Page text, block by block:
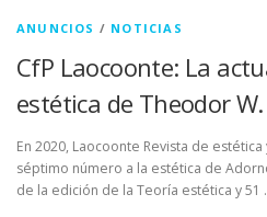
ANUNCIOS / NOTICIAS
CfP Laocoonte: La
estética de Theodor
En 2020, Laocoonte Revista de
séptimo número a la estética de
de la edición de la Teoría estética y 51